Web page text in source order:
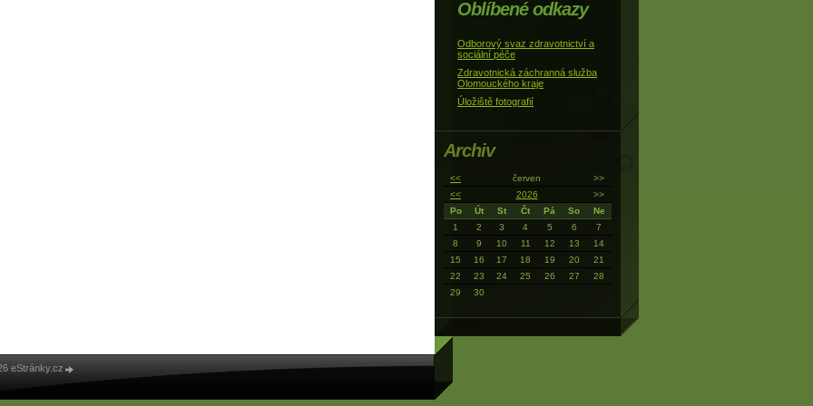
Oblíbené odkazy
Odborový svaz zdravotnictví a
sociální péče
Zdravotnická záchranná služba
Olomouckého kraje
Úložiště fotografií
Archiv
<< červen
>>
<<
2026
>>
Po
Út St Čt Pá So
Ne
1
2 3 4 5 6
7
8
9 10 11 12 13
14
15
16 17 18 19 20
21
22
23 24 25 26 27
28
29
30
eStránky.cz